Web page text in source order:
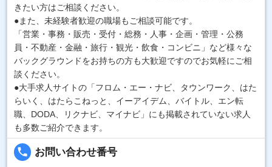
きたい方はご相談ください。
●また、未経験者歓迎の職場もご相談可能です。
「営業・事務・販売・受付・総務・人事・企画・管理・公務
員・不動産・金融・旅行・観光・飲食・コンビニ」など様々な
バックグラウンドをお持ちの方も大歓迎ですのでお気軽にご相
談ください。
●大手求人サイトの「フロム・エー・ナビ、タウンワーク、はた
らいく、はたらこねっと、イーアイデム、バイトル、エン転
職、DODA、リクナビ、マイナビ」にも掲載されていない求人
も多数ご紹介できます。
local_phone お問い合わせ番号